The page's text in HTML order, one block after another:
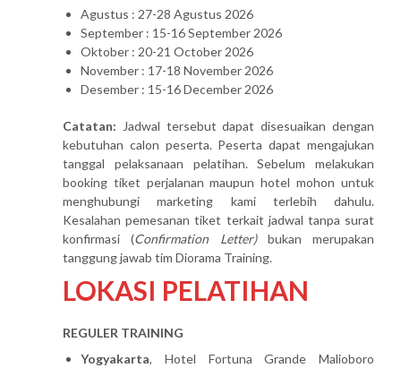
Agustus : 27-28 Agustus 2026
September : 15-16 September 2026
Oktober : 20-21 October 2026
November : 17-18 November 2026
Desember : 15-16 December 2026
Catatan: Jadwal tersebut dapat disesuaikan dengan
kebutuhan calon peserta. Peserta dapat mengajukan
tanggal pelaksanaan pelatihan. Sebelum melakukan
booking tiket perjalanan maupun hotel mohon untuk
menghubungi marketing kami terlebih dahulu.
Kesalahan pemesanan tiket terkait jadwal tanpa surat
konfirmasi (Confirmation Letter)bukan merupakan
tanggung jawab tim Diorama Training.
LOKASI PELATIHAN
REGULER TRAINING
Yogyakarta, Hotel Fortuna Grande Malioboro